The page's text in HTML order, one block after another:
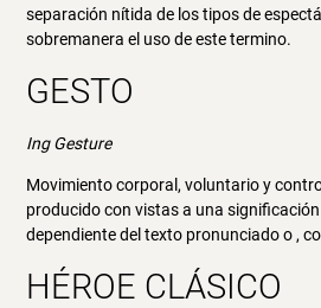
separación nítida de los tipos de
sobremanera el uso de este termino.
GESTO
Ing Gesture
Movimiento corporal, voluntario y
producido con vistas a una
dependiente del texto pronunciado o ,
HÉROE CLÁSICO